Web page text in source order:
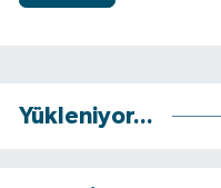
Yükleniyor...